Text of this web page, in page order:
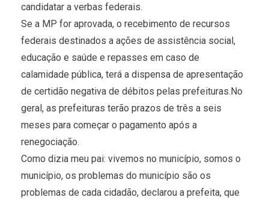
candidatar a verbas federais.
Se a MP for aprovada, o recebimento de recursos
federais destinados a ações de assistência social,
educação e saúde e repasses em caso de
calamidade pública, terá a dispensa de apresentação
de certidão negativa de débitos pelas prefeituras.No
geral, as prefeituras terão prazos de três a seis
meses para começar o pagamento após a
renegociação.
Como dizia meu pai: vivemos no município, somos o
município, os problemas do município são os
problemas de cada cidadão, declarou a prefeita, que